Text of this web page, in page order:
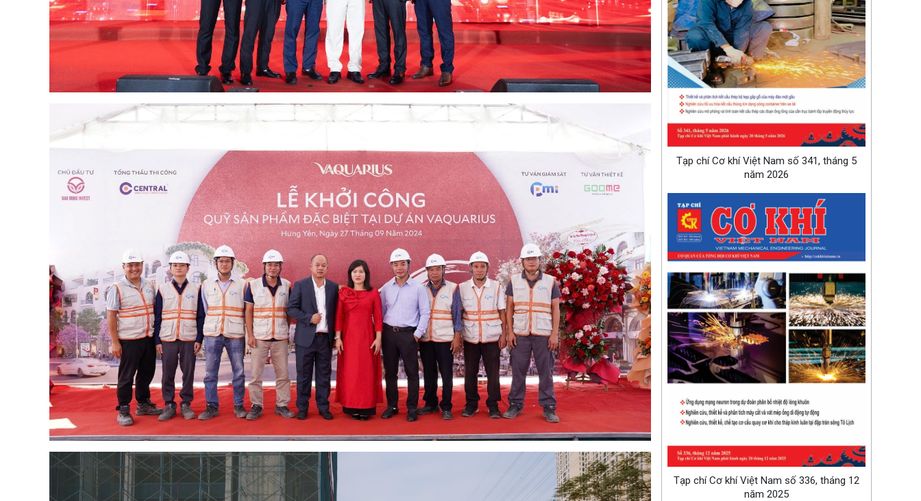
Tạp chí Cơ khí Việt Nam số 341, tháng 5
năm 2026
Tạp chí Cơ khí Việt Nam số 336, tháng 12
năm 2025